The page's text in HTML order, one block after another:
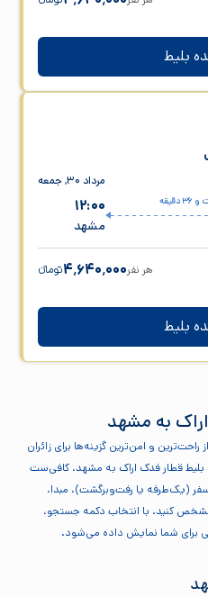
بلیط
مرداد ۳۰, جمعه
12:00
مشهد
هر نفر۴٬۶۴۰٬۰۰۰تومانء
بلیط
به مشهد
و امن‌ترین گزینه‌ها برای زائران
قطار فدک اراک به مشهد، کافی‌ست
(یک‌طرفه یا رفت‌وبرگشت)، مبدا،
کنید. با انتخاب دکمه جستجو،
برای شما نمایش داده می‌شود.